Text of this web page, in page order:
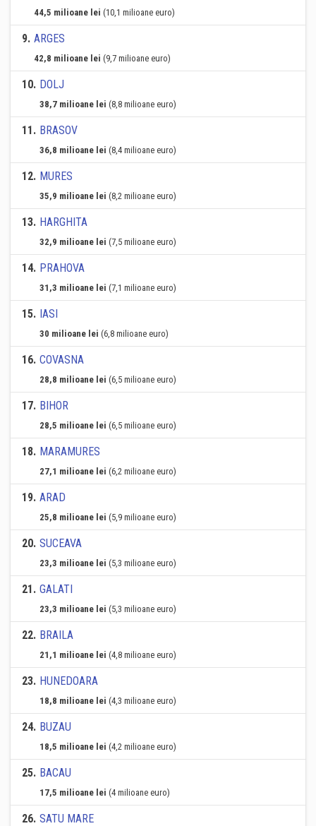
44,5 milioane lei (10,1 milioane euro)
9. ARGES
42,8 milioane lei (9,7 milioane euro)
10. DOLJ
38,7 milioane lei (8,8 milioane euro)
11. BRASOV
36,8 milioane lei (8,4 milioane euro)
12. MURES
35,9 milioane lei (8,2 milioane euro)
13. HARGHITA
32,9 milioane lei (7,5 milioane euro)
14. PRAHOVA
31,3 milioane lei (7,1 milioane euro)
15. IASI
30 milioane lei (6,8 milioane euro)
16. COVASNA
28,8 milioane lei (6,5 milioane euro)
17. BIHOR
28,5 milioane lei (6,5 milioane euro)
18. MARAMURES
27,1 milioane lei (6,2 milioane euro)
19. ARAD
25,8 milioane lei (5,9 milioane euro)
20. SUCEAVA
23,3 milioane lei (5,3 milioane euro)
21. GALATI
23,3 milioane lei (5,3 milioane euro)
22. BRAILA
21,1 milioane lei (4,8 milioane euro)
23. HUNEDOARA
18,8 milioane lei (4,3 milioane euro)
24. BUZAU
18,5 milioane lei (4,2 milioane euro)
25. BACAU
17,5 milioane lei (4 milioane euro)
26. SATU MARE